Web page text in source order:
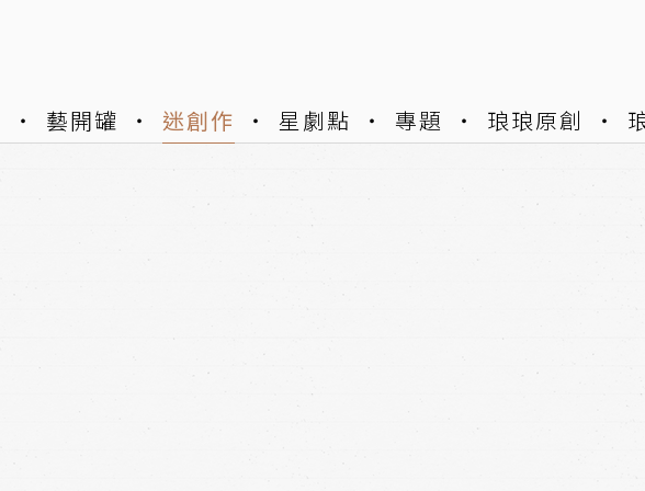
藝開罐 迷創作 星劇點 專題 琅琅原創